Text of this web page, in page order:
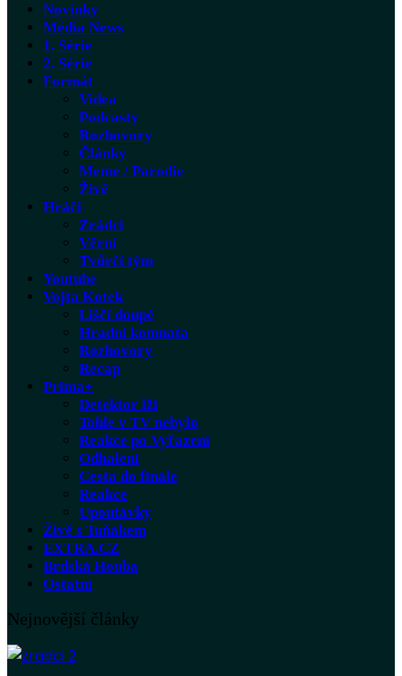
Novinky
Média News
1. Série
2. Série
Formát
Videa
Podcasty
Rozhovory
Články
Meme / Parodie
Živě
Hráči
Zrádci
Věrní
Tvůrčí tým
Youtube
Vojta Kotek
Liščí doupě
Hradní komnata
Rozhovory
Recap
Prima+
Detektor lži
Tohle v TV nebylo
Reakce po Vyřazení
Odhalení
Cesta do finále
Reakce
Upoutávky
Živě s Tuňákem
EXTRA.CZ
Brdská Houba
Ostatní
Nejnovější články